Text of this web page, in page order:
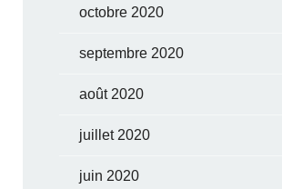
octobre 2020
septembre 2020
août 2020
juillet 2020
juin 2020